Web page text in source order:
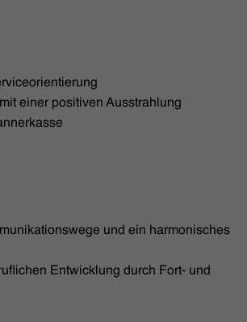
einer positiven Ausstrahlung
und ein harmonisches
Entwicklung durch Fort- und